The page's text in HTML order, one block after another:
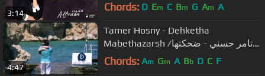
3:14 Chords: D Em C Bm G Am A
4:47
Tamer Hosny - Dehketha
Mabethazarsh /تامر حسني - ضحكتها
مبتهزرش
Chords: Am Gm A Bb D C F